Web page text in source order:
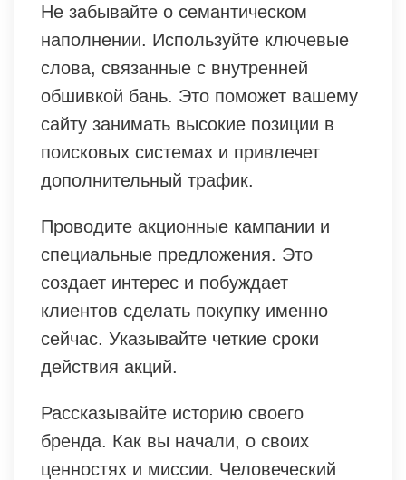
Не забывайте о семантическом
наполнении. Используйте ключевые
слова, связанные с внутренней
обшивкой бань. Это поможет вашему
сайту занимать высокие позиции в
поисковых системах и привлечет
дополнительный трафик.
Проводите акционные кампании и
специальные предложения. Это
создает интерес и побуждает
клиентов сделать покупку именно
сейчас. Указывайте четкие сроки
действия акций.
Рассказывайте историю своего
бренда. Как вы начали, о своих
ценностях и миссии. Человеческий